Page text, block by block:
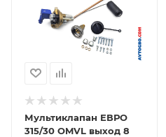
Мультиклапан ЕВРО
315/30 OMVL выход 8